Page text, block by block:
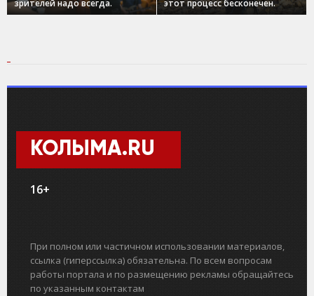
зрителей надо всегда. этот процесс бесконечен.
КОЛЫМА.RU
16+
При полном или частичном использовании материалов,
ссылка (гиперссылка) обязательна. По всем вопросам
работы портала и по размещению рекламы обращайтесь
по указанным контактам